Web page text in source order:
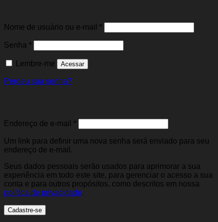
Nome de usuário ou e-mail *Obrigatório
Senha *Obrigatório
Lembre-me Acessar
Perdeu sua senha?
Endereço de e-mail *Obrigatório
Um link para definir uma nova senha será enviado para seu
endereço de e-mail.
Seus dados pessoais serão usados para aprimorar a sua
experiência em todo este site, para gerenciar o acesso a sua
conta e para outros propósitos, como descritos em nossa
política de privacidade.
Cadastre-se